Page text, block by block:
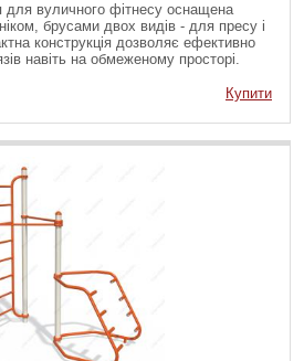
для вуличного фітнесу оснащена
брусами двох видів - для пресу і
конструкція дозволяє ефективно
навіть на обмеженому просторі.
Купити